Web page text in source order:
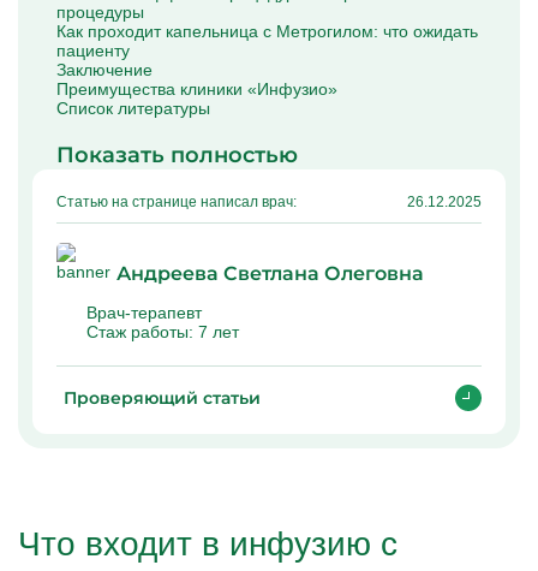
Капельницы Преднизолона
Цераксон капельница
Капельница Церебролизин
Капельница Мильгамма
Капельница Цефтриаксон
Капельница Ципрофлоксацин
процедуры
Как проходит капельница с Метрогилом: что ожидать
пациенту
Заключение
Преимущества клиники «Инфузио»
Список литературы
Показать полностью
Статью на странице написал врач: 26.12.2025
Андреева Светлана Олеговна
Врач-терапевт
Стаж работы: 7 лет
Проверяющий статьи
Что входит в инфузию с